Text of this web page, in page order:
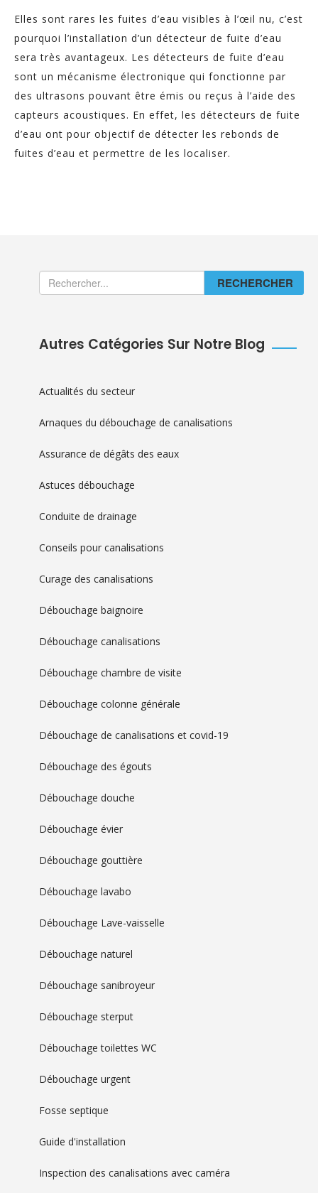
Elles sont rares les fuites d’eau visibles à l’œil nu, c’est
pourquoi l’installation d’un détecteur de fuite d’eau
sera très avantageux. Les détecteurs de fuite d’eau
sont un mécanisme électronique qui fonctionne par
des ultrasons pouvant être émis ou reçus à l’aide des
capteurs acoustiques. En effet, les détecteurs de fuite
d’eau ont pour objectif de détecter les rebonds de
fuites d’eau et permettre de les localiser.
RECHERCHER
Autres Catégories Sur Notre Blog
Actualités du secteur
Arnaques du débouchage de canalisations
Assurance de dégâts des eaux
Astuces débouchage
Conduite de drainage
Conseils pour canalisations
Curage des canalisations
Débouchage baignoire
Débouchage canalisations
Débouchage chambre de visite
Débouchage colonne générale
Débouchage de canalisations et covid-19
Débouchage des égouts
Débouchage douche
Débouchage évier
Débouchage gouttière
Débouchage lavabo
Débouchage Lave-vaisselle
Débouchage naturel
Débouchage sanibroyeur
Débouchage sterput
Débouchage toilettes WC
Débouchage urgent
Fosse septique
Guide d'installation
Inspection des canalisations avec caméra